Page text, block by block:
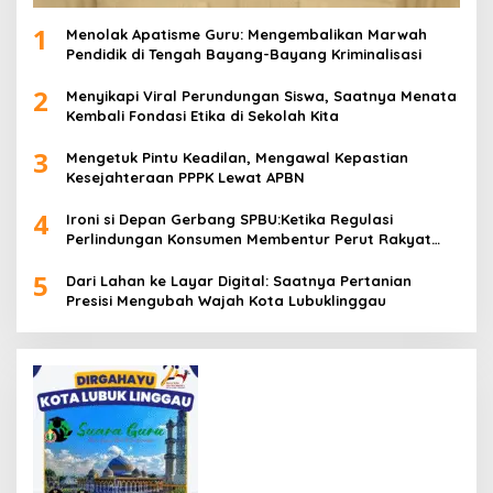
1
Menolak Apatisme Guru: Mengembalikan Marwah
Pendidik di Tengah Bayang-Bayang Kriminalisasi
2
Menyikapi Viral Perundungan Siswa, Saatnya Menata
Kembali Fondasi Etika di Sekolah Kita
3
Mengetuk Pintu Keadilan, Mengawal Kepastian
Kesejahteraan PPPK Lewat APBN
4
Ironi si Depan Gerbang SPBU:Ketika Regulasi
Perlindungan Konsumen Membentur Perut Rakyat
5
Dari Lahan ke Layar Digital: Saatnya Pertanian
Presisi Mengubah Wajah Kota Lubuklinggau